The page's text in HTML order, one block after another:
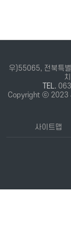
우)55065, 전북특
TEL.
Copyright ⓒ 2023
사이트맵